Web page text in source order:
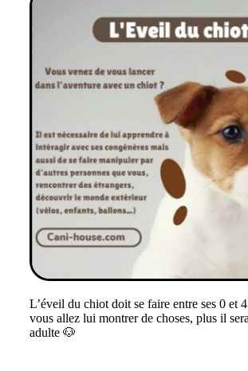
L’éveil du chiot doit se faire entre ses 0 et
vous allez lui montrer de choses, plus il
adulte 🐶